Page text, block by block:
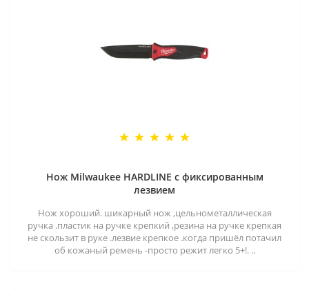
Нож Milwaukee HARDLINE с фиксированным
лезвием
Нож хороший. шикарный нож ,цельнометаллическая
ручка .пластик на ручке крепкий ,резина на ручке крепкая
не скользит в руке .лезвие крепкое .когда пришёл потачил
об кожаный ремень -просто режит легко 5+!. ..